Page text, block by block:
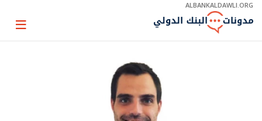
Skip
Main
ALBANKALDAWLI.ORG
Page